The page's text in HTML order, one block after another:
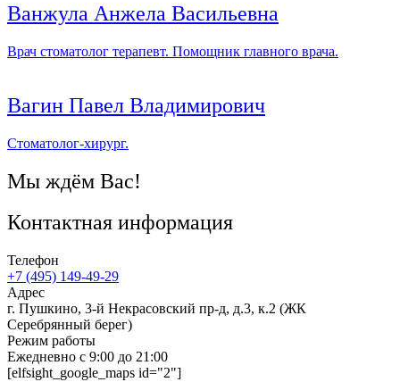
Ванжула Анжела Васильевна
Врач стоматолог терапевт. Помощник главного врача.
Вагин Павел Владимирович
Стоматолог-хирург.
Мы ждём Вас!
Контактная информация
Телефон
+7 (495) 149-49-29
Адрес
г. Пушкино, 3-й Некрасовский пр-д, д.3, к.2 (ЖК
Серебрянный берег)
Режим работы
Ежедневно с 9:00 до 21:00
[elfsight_google_maps id="2"]